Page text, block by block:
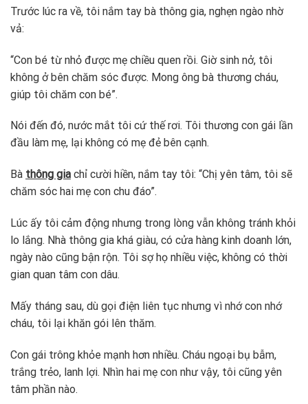
Trước lúc ra về, tôi nắm tay bà thông gia, nghẹn ngào nhờ
vả:
“Con bé từ nhỏ được mẹ chiều quen rồi. Giờ sinh nở, tôi
không ở bên chăm sóc được. Mong ông bà thương cháu,
giúp tôi chăm con bé”.
Nói đến đó, nước mắt tôi cứ thế rơi. Tôi thương con gái lần
đầu làm mẹ, lại không có mẹ đẻ bên cạnh.
Bà thông gia chỉ cười hiền, nắm tay tôi: “Chị yên tâm, tôi sẽ
chăm sóc hai mẹ con chu đáo”.
Lúc ấy tôi cảm động nhưng trong lòng vẫn không tránh khỏi
lo lắng. Nhà thông gia khá giàu, có cửa hàng kinh doanh lớn,
ngày nào cũng bận rộn. Tôi sợ họ nhiều việc, không có thời
gian quan tâm con dâu.
Mấy tháng sau, dù gọi điện liên tục nhưng vì nhớ con nhớ
cháu, tôi lại khăn gói lên thăm.
Con gái trông khỏe mạnh hơn nhiều. Cháu ngoại bụ bẫm,
trắng trẻo, lanh lợi. Nhìn hai mẹ con như vậy, tôi cũng yên
tâm phần nào.